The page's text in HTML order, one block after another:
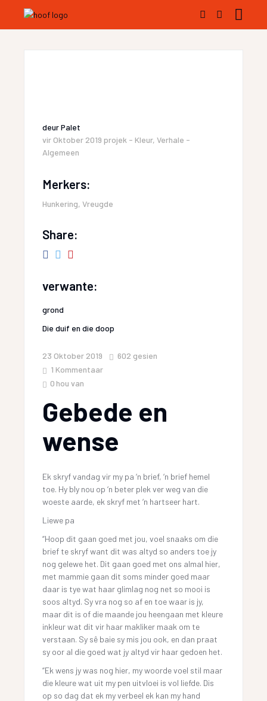
deurPalet
vir Oktober 2019 projek - Kleur,Verhale -
Algemeen
Merkers:
Hunkering,Vreugde
Share:
verwante:
grond
Die duif en die doop
23 Oktober 2019 602 gesien
1 Kommentaar
0 hou van
Gebede en
wense
Ek skryf vandag vir my pa ‘n brief, ‘n brief hemel
toe. Hy bly nou op ‘n beter plek ver weg van die
woeste aarde, ek skryf met ‘n hartseer hart.
Liewe pa
“Hoop dit gaan goed met jou, voel snaaks om die
brief te skryf want dit was altyd so anders toe jy
nog gelewe het. Dit gaan goed met ons almal hier,
met mammie gaan dit soms minder goed maar
daar is tye wat haar glimlag nog net so mooi is
soos altyd. Sy vra nog so af en toe waar is jy,
maar dit is of die maande jou heengaan met kleure
inkleur wat dit vir haar makliker maak om te
verstaan. Sy sê baie sy mis jou ook, en dan praat
sy oor al die goed wat jy altyd vir haar gedoen het.
“Ek wens jy was nog hier, my woorde voel stil maar
die kleure wat uit my pen uitvloei is vol liefde. Dis
op so dag dat ek my verbeel ek kan my hand